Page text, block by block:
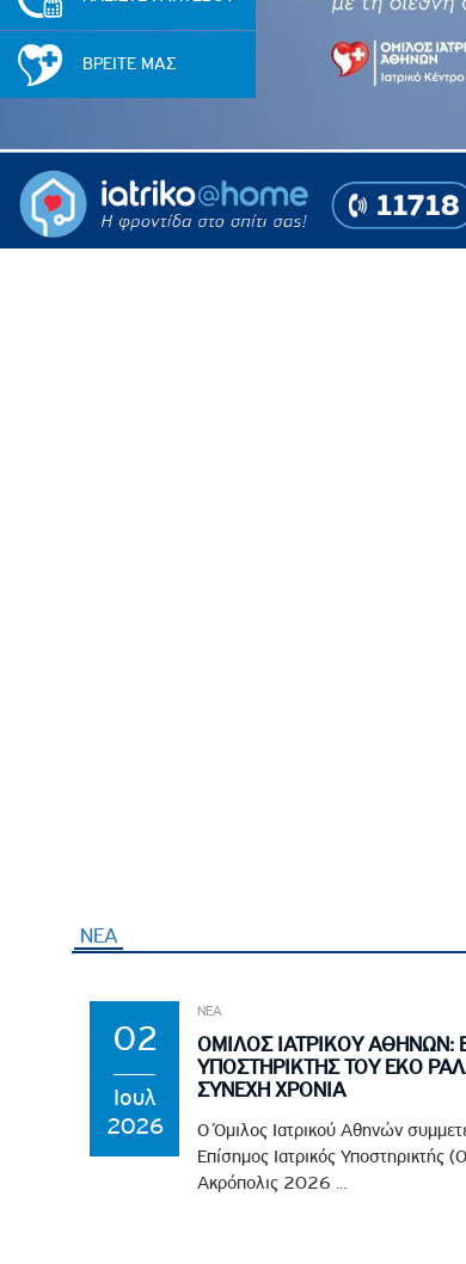
Πολιτική
Πολιτικές
Πολιτική
Κανονισμός
Επιτροπή
Κανονισμός
Πολιτική
ΒΡΕΙΤΕ ΜΑΣ
ΝΕΑ
02
Ιουλ
2026
ΝΕΑ
ΟΜΙΛΟΣ ΙΑΤΡΙΚΟΥ ΑΘΗΝΩΝ:
ΥΠΟΣΤΗΡΙΚΤΗΣ ΤΟΥ EKO
ΣΥΝΕΧΗ ΧΡΟΝΙΑ
Ο Όμιλος Ιατρικού Αθηνών
Επίσημος Ιατρικός
Ακρόπολις 2026 ...